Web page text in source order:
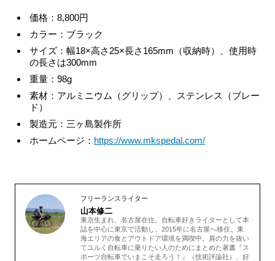
価格：8,800円
カラー：ブラック
サイズ：幅18×高さ25×長さ165mm（収納時）、使用時
の長さは300mm
重量：98g
素材：アルミニウム（グリップ）、ステンレス（ブレー
ド）
製造元：三ヶ島製作所
ホームページ： https://www.mkspedal.com/
フリーランスライター
山本修二
東京生まれ、名古屋在住。自転車好きライターとして本
誌を中心に東京で活動し、2015年に名古屋へ移住。東
海エリアの食とアウトドア環境を満喫中。肩の力を抜い
てユルく自転車に乗りたい人のためにまとめた著書『ス
ポーツ自転車でいまこそ走ろう！』（技術評論社）、好